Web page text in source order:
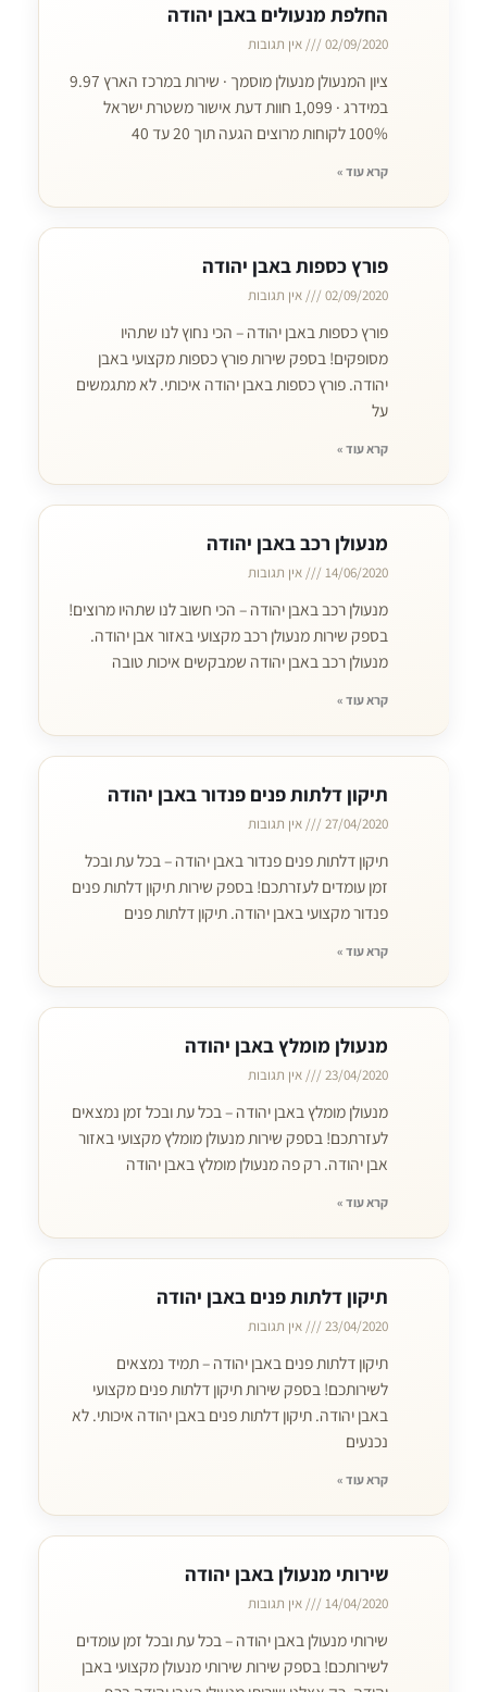
החלפת מנעולים באבן יהודה
02/09/2020 אין תגובות
ציון המנעולן מנעולן מוסמך · שירות במרכז הארץ 9.97
במידרג · 1,099 חוות דעת אישור משטרת ישראל
100% לקוחות מרוצים הגעה תוך 20 עד 40
קרא עוד »
פורץ כספות באבן יהודה
02/09/2020 אין תגובות
פורץ כספות באבן יהודה – הכי נחוץ לנו שתהיו
מסופקים! בספק שירות פורץ כספות מקצועי באבן
יהודה. פורץ כספות באבן יהודה איכותי. לא מתגמשים
על
קרא עוד »
מנעולן רכב באבן יהודה
14/06/2020 אין תגובות
מנעולן רכב באבן יהודה – הכי חשוב לנו שתהיו מרוצים!
בספק שירות מנעולן רכב מקצועי באזור אבן יהודה.
מנעולן רכב באבן יהודה שמבקשים איכות טובה
קרא עוד »
תיקון דלתות פנים פנדור באבן יהודה
27/04/2020 אין תגובות
תיקון דלתות פנים פנדור באבן יהודה – בכל עת ובכל
זמן עומדים לעזרתכם! בספק שירות תיקון דלתות פנים
פנדור מקצועי באבן יהודה. תיקון דלתות פנים
קרא עוד »
מנעולן מומלץ באבן יהודה
23/04/2020 אין תגובות
מנעולן מומלץ באבן יהודה – בכל עת ובכל זמן נמצאים
לעזרתכם! בספק שירות מנעולן מומלץ מקצועי באזור
אבן יהודה. רק פה מנעולן מומלץ באבן יהודה
קרא עוד »
תיקון דלתות פנים באבן יהודה
23/04/2020 אין תגובות
תיקון דלתות פנים באבן יהודה – תמיד נמצאים
לשירותכם! בספק שירות תיקון דלתות פנים מקצועי
באבן יהודה. תיקון דלתות פנים באבן יהודה איכותי. לא
נכנעים
קרא עוד »
שירותי מנעולן באבן יהודה
14/04/2020 אין תגובות
שירותי מנעולן באבן יהודה – בכל עת ובכל זמן עומדים
לשירותכם! בספק שירות שירותי מנעולן מקצועי באבן